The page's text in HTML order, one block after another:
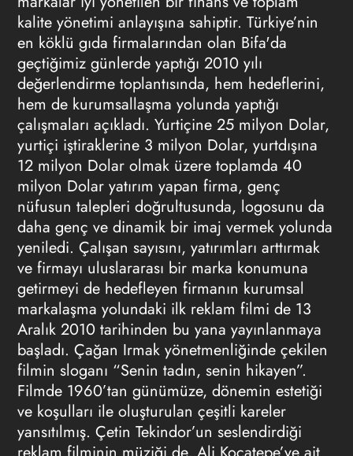
kalite yönetimi anlayışına sahiptir. Türkiye’nin
en köklü gıda firmalarından olan Bifa'da
geçtiğimiz günlerde yaptığı 2010 yılı
değerlendirme toplantısında, hem hedeflerini,
hem de kurumsallaşma yolunda yaptığı
çalışmaları açıkladı. Yurtiçine 25 milyon Dolar,
yurtiçi iştiraklerine 3 milyon Dolar, yurtdışına
12 milyon Dolar olmak üzere toplamda 40
milyon Dolar yatırım yapan firma, genç
nüfusun talepleri doğrultusunda, logosunu da
daha genç ve dinamik bir imaj vermek yolunda
yeniledi. Çalışan sayısını, yatırımları arttırmak
ve firmayı uluslararası bir marka konumuna
getirmeyi de hedefleyen firmanın kurumsal
markalaşma yolundaki ilk reklam filmi de 13
Aralık 2010 tarihinden bu yana yayınlanmaya
başladı. Çağan Irmak yönetmenliğinde çekilen
filmin sloganı “Senin tadın, senin hikayen”.
Filmde 1960’tan günümüze, dönemin estetiği
ve koşulları ile oluşturulan çeşitli kareler
yansıtılmış. Çetin Tekindor’un seslendirdiği